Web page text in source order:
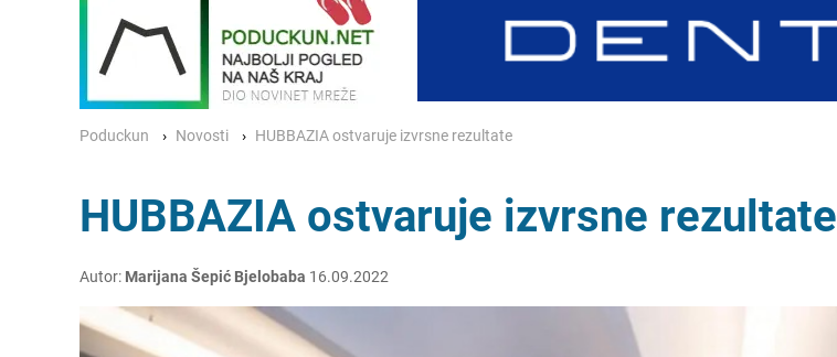
Poduckun Novosti HUBBAZIA ostvaruje izvrsne rezultate
HUBBAZIA ostvaruje izvrsne rezultate
Autor: Marijana Šepić Bjelobaba 16.09.2022